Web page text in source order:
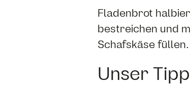
Fladenbrot
bestreichen und
Schafskäse
Unser